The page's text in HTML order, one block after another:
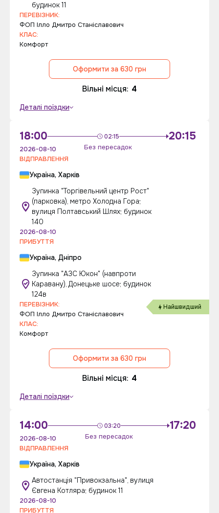
будинок 11
ПЕРЕВІЗНИК:
ФОП Ілло Дмитро Станіславович
КЛАС:
Комфорт
Оформити за 630 грн
Вільні місця: 4
Деталі поїздки
18:00 02:15
Без пересадок
20:15
2026-08-10
ВІДПРАВЛЕННЯ
Україна, Харків
Зупинка "Торгівельний центр Рост"
(парковка), метро Холодна Гора;
вулиця Полтавський Шлях; будинок
140
2026-08-10
ПРИБУТТЯ
Україна, Дніпро
Зупинка "АЗС Юкон" (навпроти
Каравану), Донецьке шосе; будинок
124в
Найшвидший
ПЕРЕВІЗНИК:
ФОП Ілло Дмитро Станіславович
КЛАС:
Комфорт
Оформити за 630 грн
Вільні місця: 4
Деталі поїздки
14:00 03:20
Без пересадок
17:20
2026-08-10
ВІДПРАВЛЕННЯ
Україна, Харків
Автостанція "Привокзальна", вулиця
Євгена Котляра; будинок 11
2026-08-10
ПРИБУТТЯ